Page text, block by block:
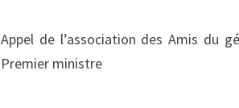
Appel de l’association des Amis du
Premier ministre